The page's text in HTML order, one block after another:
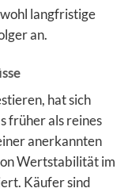
langfristige
an.
hat sich
früher als reines
anerkannten
Wertstabilität im
Käufer sind